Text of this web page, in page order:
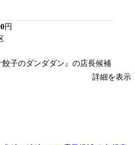
円
餃子のダンダダン』の店長候補
詳細を表示